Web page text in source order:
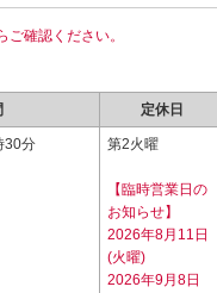
ご確認ください。
定休日
30分 第2火曜
【臨時営業日の
お知らせ】
2026年8月11日
(火曜)
2026年9月8日